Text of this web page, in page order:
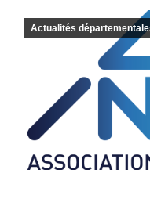
Actualités